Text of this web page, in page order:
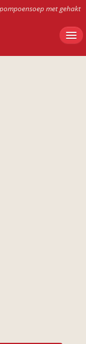
pompoensoep met gehakt
cocktail jamie oliver|